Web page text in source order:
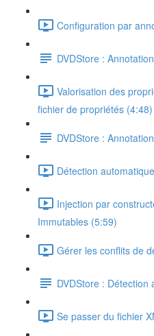
Configuration par
DVDStore :
Valorisation des
fichier de propriétés (4:48)
DVDStore :
Détection
Injection par
Immutables (5:59)
Gérer les conflits de
DVDStore :
Se passer du fichier